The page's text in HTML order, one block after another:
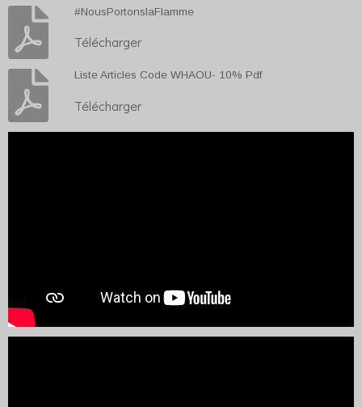
#NousPortonslaFlamme
Télécharger
Liste Articles Code WHAOU- 10% Pdf
Télécharger